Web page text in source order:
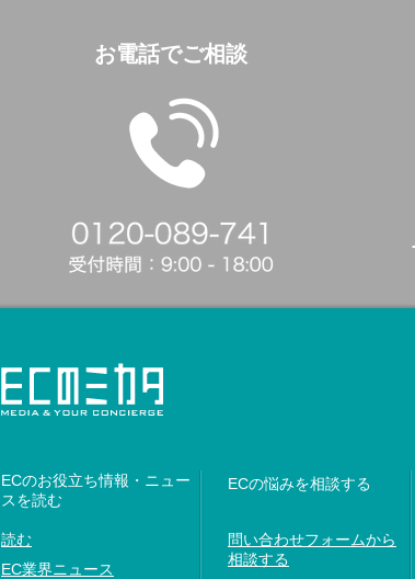
お電話でご相談
ECのお役立ち情報・ニュー
スを読む
読む
EC業界ニュース
ECの悩みを相談する
問い合わせフォームから
相談する